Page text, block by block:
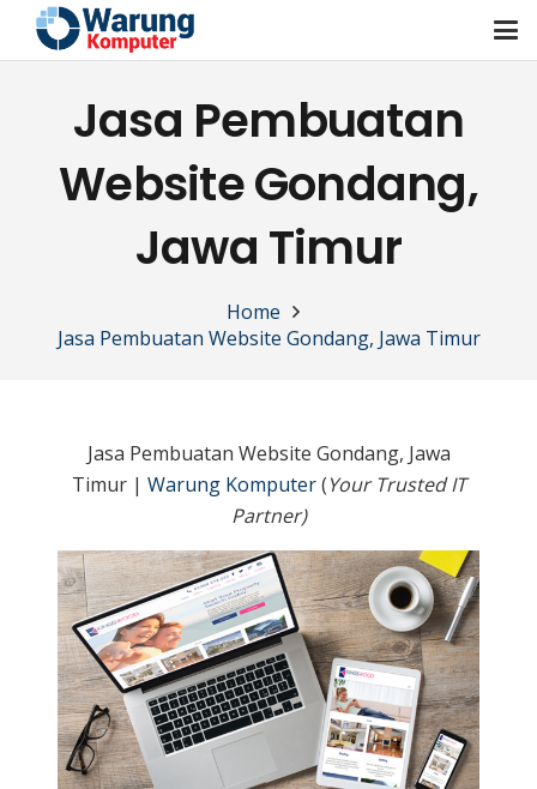
Jasa Pembuatan
Website Gondang,
Jawa Timur
Home
Jasa Pembuatan Website Gondang, Jawa Timur
Jasa Pembuatan Website Gondang, Jawa
Timur | Warung Komputer(Your Trusted IT
Partner)